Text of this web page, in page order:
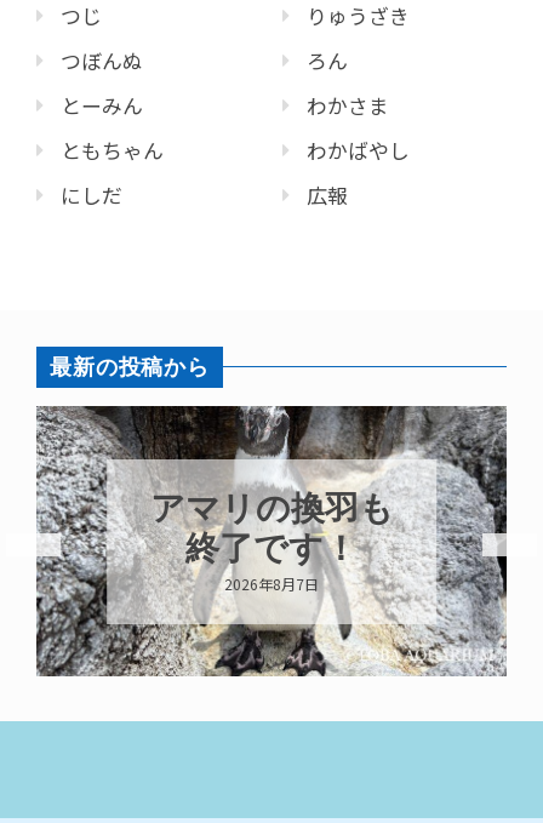
つじ
つぼんぬ
とーみん
ともちゃん
にしだ
りゅうざき
ろん
わかさま
わかばやし
広報
最新の投稿から
トビウオ幼魚展
示中！
2026年8月6日